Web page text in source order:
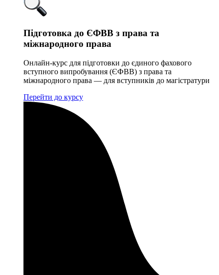
Підготовка до ЄФВВ з права та
міжнародного права
Онлайн-курс для підготовки до єдиного фахового
вступного випробування (ЄФВВ) з права та
міжнародного права — для вступників до магістратури
Перейти до курсу